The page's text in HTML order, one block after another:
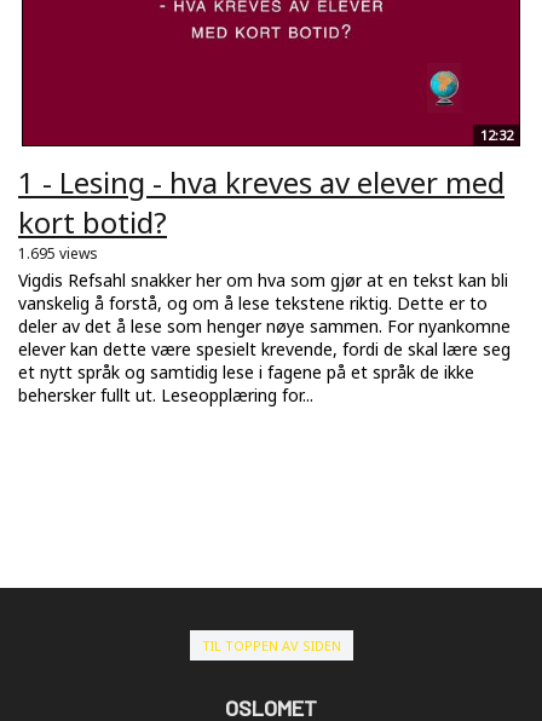
12:32
1 - Lesing - hva kreves av elever med
kort botid?
1.695 views
Vigdis Refsahl snakker her om hva som gjør at en tekst kan bli
vanskelig å forstå, og om å lese tekstene riktig. Dette er to
deler av det å lese som henger nøye sammen. For nyankomne
elever kan dette være spesielt krevende, fordi de skal lære seg
et nytt språk og samtidig lese i fagene på et språk de ikke
behersker fullt ut. Leseopplæring for...
TIL TOPPEN AV SIDEN
OSLOMET